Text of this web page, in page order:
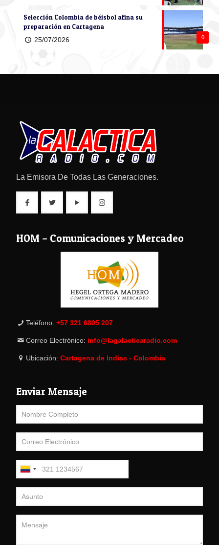
0
Selección Colombia de béisbol afina su
preparación en Cartagena
25/07/2026
La Emisora De Todas Las Generaciones.
HOM – Comunicaciones y Mercadeo
Teléfono: +57 321 6805 207
Correo Electrónico: info@lagalacticaradio.com
Ubicación: Cartagena de Indias - Colombia
Enviar Mensaje